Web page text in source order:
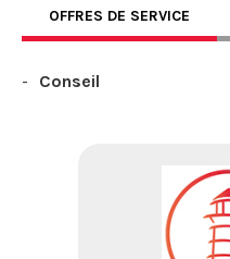
OFFRES DE SERVICE
Conseil